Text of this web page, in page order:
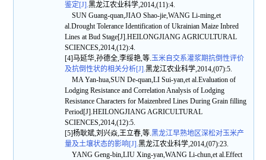
鉴定[J].黑龙江农业科学,2014,(11):4.
SUN Guang-quan,JIAO Shao-jie,WANG Li-ming,et
al.Drought Tolerance Identification of Ukrainian Maize Inbred
Lines at Bud Stage[J].HEILONGJIANG AGRICULTURAL
SCIENCES,2014,(12):4.
[4]马延华,孙德全,李绥艳,等.玉米自交系灌浆期抗倒性评价
及抗倒性状的相关分析[J].黑龙江农业科学,2014,(07):5.
MA Yan-hua,SUN De-quan,LI Sui-yan,et al.Evaluation of
Lodging Resistance and Correlation Analysis of Lodging
Resistance Characters for Maizenbred Lines During Grain filling
Period[J].HEILONGJIANG AGRICULTURAL
SCIENCES,2014,(12):5.
[5]杨耿斌,刘兴焱,王立春,等.黑龙江早熟地区深松对玉米产
量及土壤状态的影响[J].黑龙江农业科学,2014,(07):23.
YANG Geng-bin,LIU Xing-yan,WANG Li-chun,et al.Effect